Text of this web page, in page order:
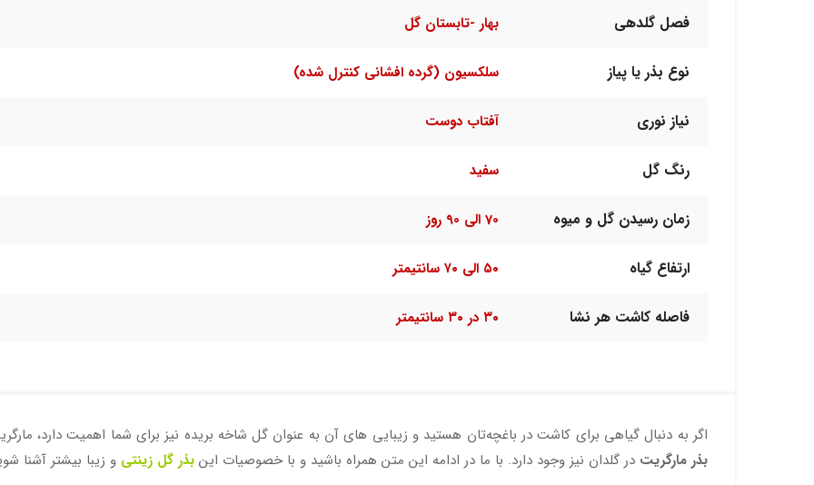
فصل گلدهی بهار -تابستان گل
نوع بذر یا پیاز سلکسیون (گرده افشانی کنترل شده)
نیاز نوری آفتاب دوست
رنگ گل سفید
زمان رسیدن گل و میوه 70 الی 90 روز
ارتفاع گیاه ۵۰ الی ۷۰ سانتیمتر
فاصله کاشت هر نشا ۳۰ در ۳۰ سانتیمتر
اگر به دنبال گیاهی برای کاشت در باغچه‌تان هستید و زیبایی های آن به عنوان گل شاخه بریده نیز برای شما اهمیت دارد،
بذر مارگریت در گلدان نیز وجود دارد. با ما در ادامه این متن همراه باشید و با خصوصیات این بذر گل زینتی و زیبا بیشتر آشنا